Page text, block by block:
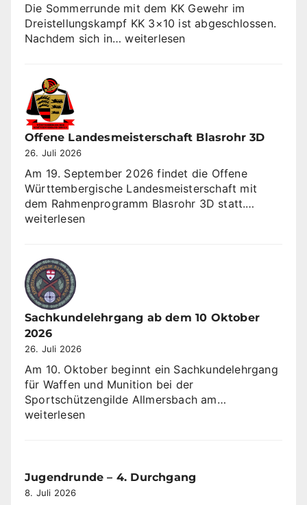
Die Sommerrunde mit dem KK Gewehr im
Dreistellungskampf KK 3×10 ist abgeschlossen.
Nachdem sich in…SV
weiterlesen
Offene Landesmeisterschaft Blasrohr 3D
26. Juli 2026
Am 19. September 2026 findet die Offene
Württembergische Landesmeisterschaft mit
dem Rahmenprogramm Blasrohr 3D statt.…
weiterlesen
Sachkundelehrgang ab dem 10 Oktober
2026
26. Juli 2026
Am 10. Oktober beginnt ein Sachkundelehrgang
für Waffen und Munition bei der
Sportschützengilde Allmersbach am…
weiterlesen
Jugendrunde – 4. Durchgang
8. Juli 2026